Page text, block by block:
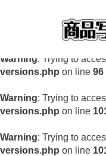
: Undefined
awesome-versions.php
Warning: Trying to
versions.php on line 96
Warning: Trying to
versions.php on line
Warning: Trying to
versions.php on line